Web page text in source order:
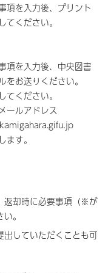
項を入力後、プリント
ください。
項を入力後、中央図書
お送りください。
てください。
ールアドレス
ます。
返却時に必要事項（※が
。
していただくことも可